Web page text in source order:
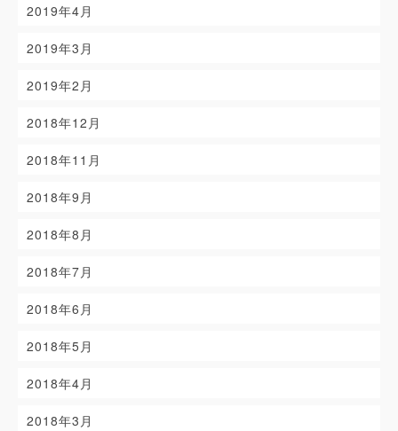
2019年4月
2019年3月
2019年2月
2018年12月
2018年11月
2018年9月
2018年8月
2018年7月
2018年6月
2018年5月
2018年4月
2018年3月